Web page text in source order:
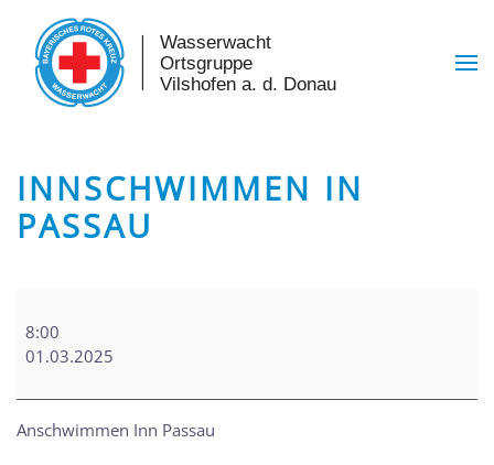
Skip to main content
INNSCHWIMMEN IN
PASSAU
in
Passau
8:00
01.03.2025
Anschwimmen Inn Passau